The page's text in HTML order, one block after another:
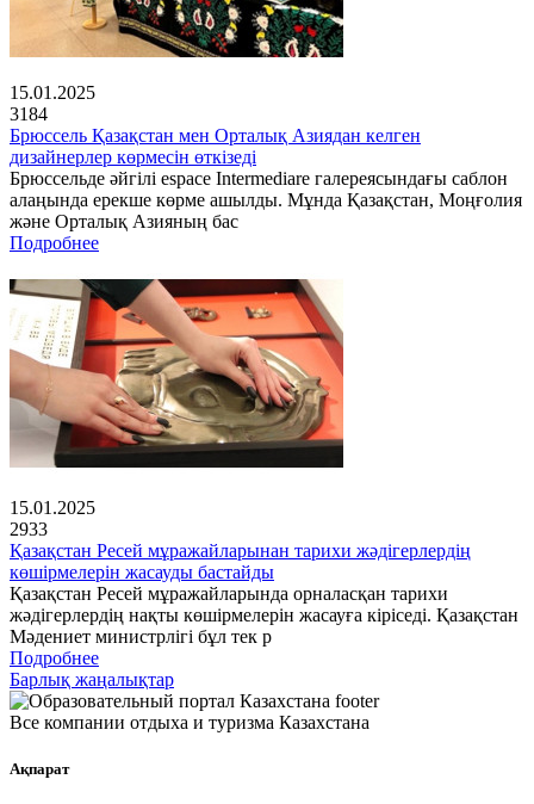
15.01.2025
3184
Брюссель Қазақстан мен Орталық Азиядан келген
дизайнерлер көрмесін өткізеді
Брюссельде әйгілі espace Intermediare галереясындағы саблон
алаңында ерекше көрме ашылды. Мұнда Қазақстан, Моңғолия
және Орталық Азияның бас
Подробнее
15.01.2025
2933
Қазақстан Ресей мұражайларынан тарихи жәдігерлердің
көшірмелерін жасауды бастайды
Қазақстан Ресей мұражайларында орналасқан тарихи
жәдігерлердің нақты көшірмелерін жасауға кіріседі. Қазақстан
Мәдениет министрлігі бұл тек р
Подробнее
Барлық жаңалықтар
Все компании отдыха и туризма Казахстана
Ақпарат